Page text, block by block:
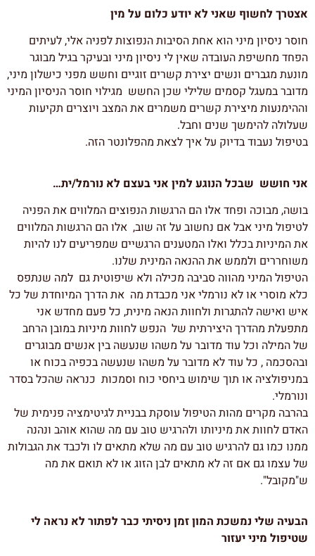
אצטרך לחשוף שאני לא יודע כלום על מין
חוסר ניסיון מיני הוא אחת הסיבות הנפוצות לפניה אלי, לעיתים
הפחד מחשיפת העובדה שאין לי ניסיון מיני ובעיקר בגיל מבוגר
מונעת מגברים ונשים יצירת קשרים זוגיים וחשש מפני כישלון מיני,
מדובר במעגל קסמים שלילי שכן החשש מגילוי חוסר הניסיון המיני
וההימנעות מיצירת קשרים משמרים את המצב ויוצרים תקיעות
שעלולה להימשך שנים וחבל.
בטיפול נעבוד בדיוק על איך לצאת מהפלונטר הזה.
אני חושש שבכל הנוגע למין אני בעצם לא נורמל/ית…
בושה, מבוכה ופחד אלו הם הרגשות הנפוצים המלווים את הפניה
לטיפול מיני אבל אם נחשוב על זה שוב, אלו הם הרגשות המלווים
את המיניות בכלל ואלו המטענים הרגשיים שמפריעים לנו להיות
משוחררים ולממש את ההנאה המינית שלנו.
הטיפול המיני מהווה סביבה מכילה ולא שיפוטית גם למה שנתפס
כלא מוסרי או לא נורמלי אני מכבדת מה את הדרך המיוחדת של כל
איש ואישה להתגרות ולחוות הנאה מינית, כל פעם מחדש אני
מתפעלת מהדרך היצירתית של הנפש לחוות מיניות במובן הרחב
של המילה וכל עוד מדובר על משהו שנעשה בין אנשים מבוגרים
ובהסכמה , כל עוד לא מדובר על משהו שנעשה בכפיה בכוח או
במניפולציה או תוך שימוש ביחסי כוח וסמכות כנראה שהכל בסדר
ונורמלי.
בהרבה מקרים מהות הטיפול עוסקת בבניית לגיטימציה פנימית של
האדם לחוות את מיניותו ולהרגיש טוב עם מה שהוא אוהב ונהנה
ממנו כמו גם להרגיש טוב עם מה שלא מתאים לו ולכבד את הגבולות
של עצמו גם אם זה לא מתאים לבן הזוג או לא תואם את מה
ש"מקובל".
הבעיה שלי נמשכת המון זמן ניסיתי כבר לפתור לא נראה לי
שטיפול מיני יעזור